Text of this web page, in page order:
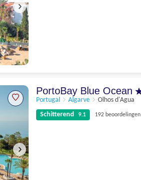
PortoBay Blue Ocean
Portugal Algarve
Olhos d'Agua
Schitterend
9.1 192 beoordelingen